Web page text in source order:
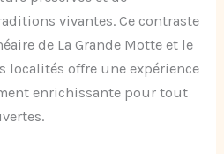
vivantes. Ce contraste
de La Grande Motte et le
localités offre une expérience
enrichissante pour tout